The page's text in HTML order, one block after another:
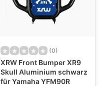
(0)
XRW Front Bumper XR9
Skull Aluminium schwarz
für Yamaha YFM90R